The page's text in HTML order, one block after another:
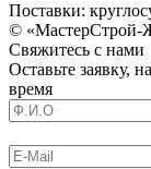
Поставки:
© «МастерСтрой-
Свяжитесь с нами
Оставьте заявку,
время